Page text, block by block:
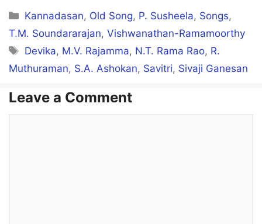
Aaaa… Aaaa…
Iravum nilavum valarattumae!
Nam inimai ninaivugal thodarattumae!
Iravum nilavum valarattumae!
Categories
Kannadasan, Old Song, P. Susheela, Songs,
T.M. Soundararajan, Vishwanathan-Ramamoorthy
Tags
Devika, M.V. Rajamma, N.T. Rama Rao, R.
Muthuraman, S.A. Ashokan, Savitri, Sivaji Ganesan
Leave a Comment